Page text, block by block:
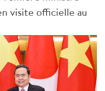
visite officielle au